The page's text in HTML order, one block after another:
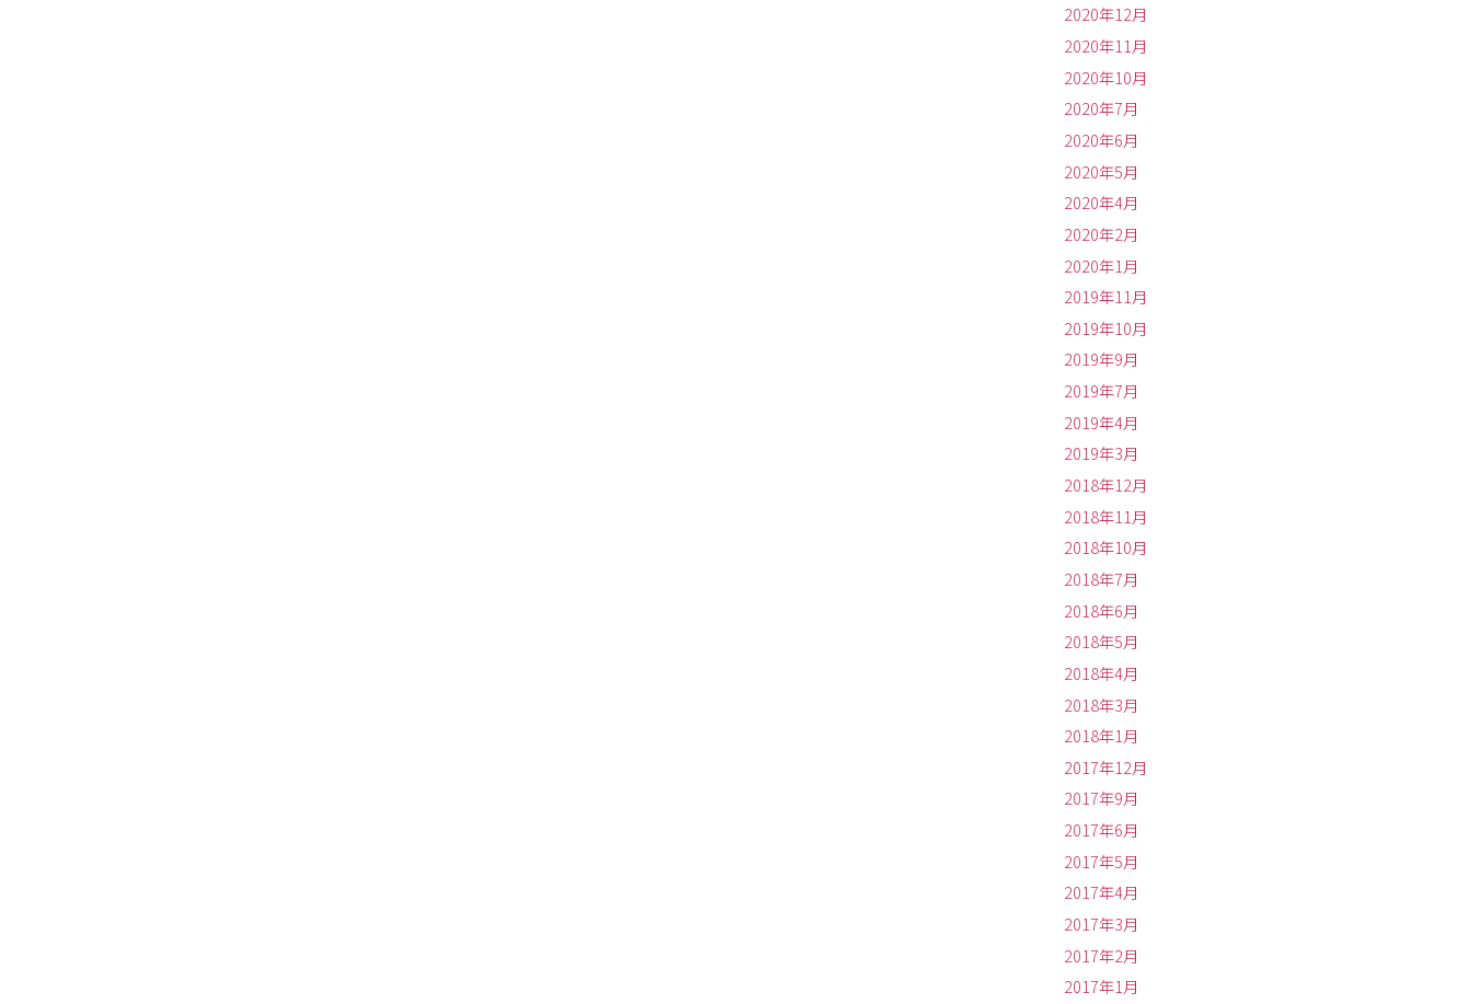
2020年12月
2020年11月
2020年10月
2020年7月
2020年6月
2020年5月
2020年4月
2020年2月
2020年1月
2019年11月
2019年10月
2019年9月
2019年7月
2019年4月
2019年3月
2018年12月
2018年11月
2018年10月
2018年7月
2018年6月
2018年5月
2018年4月
2018年3月
2018年1月
2017年12月
2017年9月
2017年6月
2017年5月
2017年4月
2017年3月
2017年2月
2017年1月